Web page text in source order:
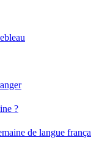
?
de langue